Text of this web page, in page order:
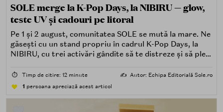
SOLE merge la K-Pop Days, la NIBIRU — glow,
teste UV și cadouri pe litoral
Pe 1 și 2 august, comunitatea SOLE se mută la mare. Ne
găsești cu un stand propriu în cadrul K-Pop Days, la
NIBIRU, cu trei activări gândite să te distreze și să pleci
⏱️ Timp de citire: 12 minute ✍️ Autor: Echipa Editorială Sole.ro
1 persoana apreciază acest articol